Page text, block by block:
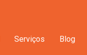
Serviços Blog